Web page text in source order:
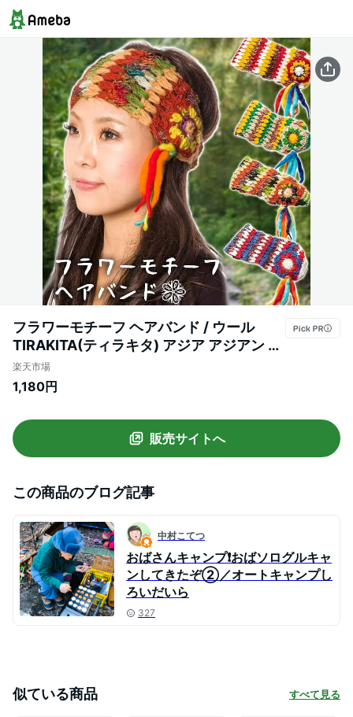
フラワーモチーフ ヘアバンド / ウール
TIRAKITA(ティラキタ) アジア アジアン ネ
パール 帽子 エスニック衣料 アジアンファ
ッション エスニックファッション
楽天市場
1,180円
販売サイトへ
この商品のブログ記事
中村こてつ
おばさんキャンプ❗️おばソログルキャ
ンしてきたぞ②／オートキャンプし
ろいだいら
327
似ている商品 すべて見る